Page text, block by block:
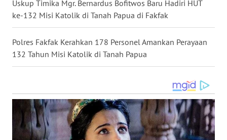
Uskup Timika Mgr. Bernardus Bofitwos Baru Hadiri HUT
ke-132 Misi Katolik di Tanah Papua di Fakfak
Polres Fakfak Kerahkan 178 Personel Amankan Perayaan
132 Tahun Misi Katolik di Tanah Papua
WN
MALUKU
WN
MALUT
WN
DAIRI
WN